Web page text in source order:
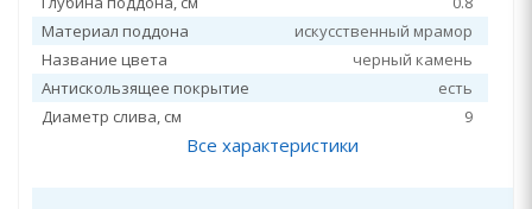
Материал поддона
искусственный мрамор
Название цвета
черный камень
Антискользящее покрытие
есть
Диаметр слива, см
9
Все характеристики